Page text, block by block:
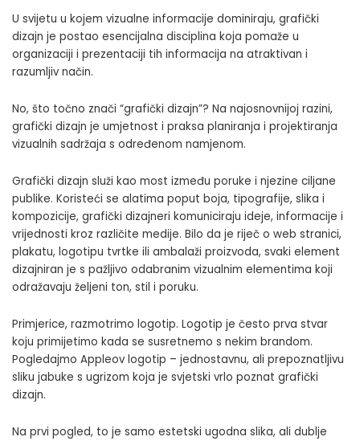
U svijetu u kojem vizualne informacije dominiraju, grafički
dizajn je postao esencijalna disciplina koja pomaže u
organizaciji i prezentaciji tih informacija na atraktivan i
razumljiv način.
No, što točno znači “grafički dizajn”? Na najosnovnijoj razini,
grafički dizajn je umjetnost i praksa planiranja i projektiranja
vizualnih sadržaja s određenom namjenom.
Grafički dizajn služi kao most između poruke i njezine ciljane
publike. Koristeći se alatima poput boja, tipografije, slika i
kompozicije, grafički dizajneri komuniciraju ideje, informacije i
vrijednosti kroz različite medije. Bilo da je riječ o web stranici,
plakatu, logotipu tvrtke ili ambalaži proizvoda, svaki element
dizajniran je s pažljivo odabranim vizualnim elementima koji
odražavaju željeni ton, stil i poruku.
Primjerice, razmotrimo logotip. Logotip je često prva stvar
koju primijetimo kada se susretnemo s nekim brandom.
Pogledajmo Appleov logotip – jednostavnu, ali prepoznatljivu
sliku jabuke s ugrizom koja je svjetski vrlo poznat grafički
dizajn.
Na prvi pogled, to je samo estetski ugodna slika, ali dublje